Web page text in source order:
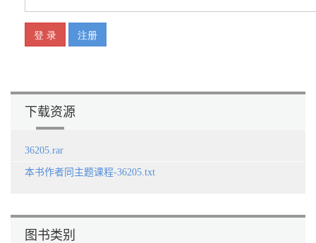
4.1.2 创建销售趋势图 / 72
4.1.3 创建销售地图 / 73
4.2 销售分析——增加销售渠道维度、优化地理表 / 78
4.2.1 增加销售渠道维度 / 78
4.2.2 优化地理表信息 / 82
4.3 产品销售分析 / 84
4.3.1 创建产品度量与草图 / 85
4.3.3 创建销售利润率箱形图 / 87
4.4 客户分析 / 92
4.4.1 创建客户度量和草图 / 92
下载资源
36205.rar
本书作者同主题课程-36205.txt
图书类别